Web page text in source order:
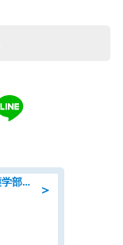
＞
「土日祝休み」看護専門学校・看護学部での教員業務/高時給/要資格:保健師、正看護師